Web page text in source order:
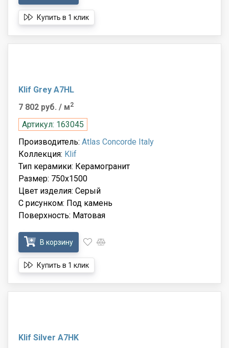
Купить в 1 клик
Klif Grey A7HL
7 802 руб. / м2
Артикул: 163045
Производитель: Atlas Concorde Italy
Коллекция: Klif
Тип керамики: Керамогранит
Размер: 750x1500
Цвет изделия: Серый
С рисунком: Под камень
Поверхность: Матовая
В корзину
Купить в 1 клик
Klif Silver A7HK